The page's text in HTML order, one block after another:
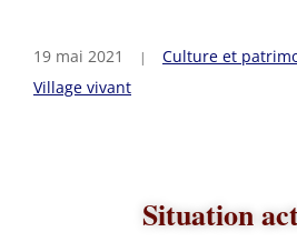
19 mai 2021 Culture et
Village vivant
Situation